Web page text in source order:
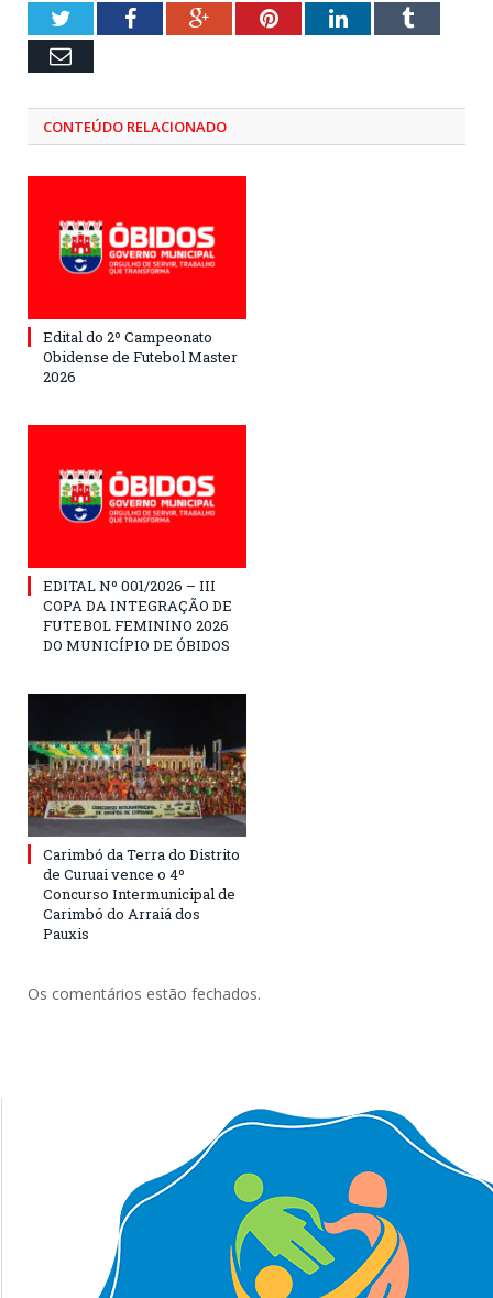
TwitterFacebookGoogle+PinterestLinkedInTumblr
Email
CONTEÚDO RELACIONADO
Edital do 2º Campeonato
Obidense de Futebol Master
2026
EDITAL Nº 001/2026 – III
COPA DA INTEGRAÇÃO DE
FUTEBOL FEMININO 2026
DO MUNICÍPIO DE ÓBIDOS
Carimbó da Terra do Distrito
de Curuai vence o 4º
Concurso Intermunicipal de
Carimbó do Arraiá dos
Pauxis
Os comentários estão fechados.